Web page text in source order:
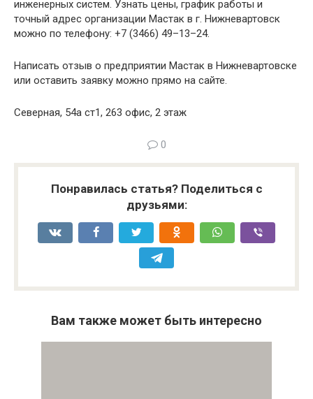
инженерных систем. Узнать цены, график работы и
точный адрес организации Мастак в г. Нижневартовск
можно по телефону: +7 (3466) 49–13–24.
Написать отзыв о предприятии Мастак в Нижневартовске
или оставить заявку можно прямо на сайте.
Северная, 54а ст1, 263 офис, 2 этаж
0
Понравилась статья? Поделиться с
друзьями:
Вам также может быть интересно